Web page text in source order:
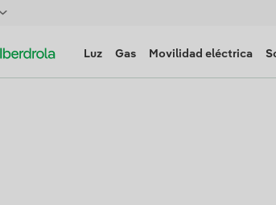
Luz Gas Movilidad eléctrica